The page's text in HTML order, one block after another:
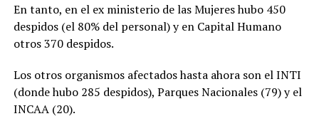
En tanto, en el ex ministerio de las Mujeres hubo 450
despidos (el 80% del personal) y en Capital Humano
otros 370 despidos.
Los otros organismos afectados hasta ahora son el INTI
(donde hubo 285 despidos), Parques Nacionales (79) y el
INCAA (20).